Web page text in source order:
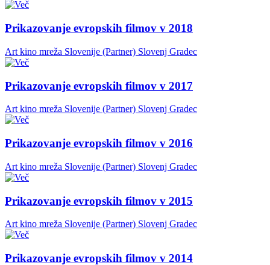
Prikazovanje evropskih filmov v 2018
Art kino mreža Slovenije (Partner) Slovenj Gradec
Prikazovanje evropskih filmov v 2017
Art kino mreža Slovenije (Partner) Slovenj Gradec
Prikazovanje evropskih filmov v 2016
Art kino mreža Slovenije (Partner) Slovenj Gradec
Prikazovanje evropskih filmov v 2015
Art kino mreža Slovenije (Partner) Slovenj Gradec
Prikazovanje evropskih filmov v 2014